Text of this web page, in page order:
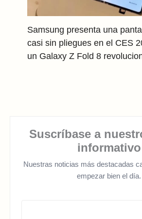
Samsung presenta una
casi sin pliegues en el CES
un Galaxy Z Fold 8
Suscríbase a
informativo
Nuestras noticias más destacadas
empezar bien el día.